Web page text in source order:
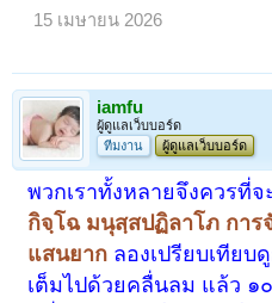
15 เมษายน 2026
iamfu
ผู้ดูแลเว็บบอร์ด
ทีมงาน
ผู้ดูแลเว็บบอร์ด
พวกเราทั้งหลายจึงควรที่
กิจฺโฉ มนุสฺสปฏิลาโภ การ
แสนยาก ลองเปรียบเทียบ
เต็มไปด้วยคลื่นลม แล้ว ๑